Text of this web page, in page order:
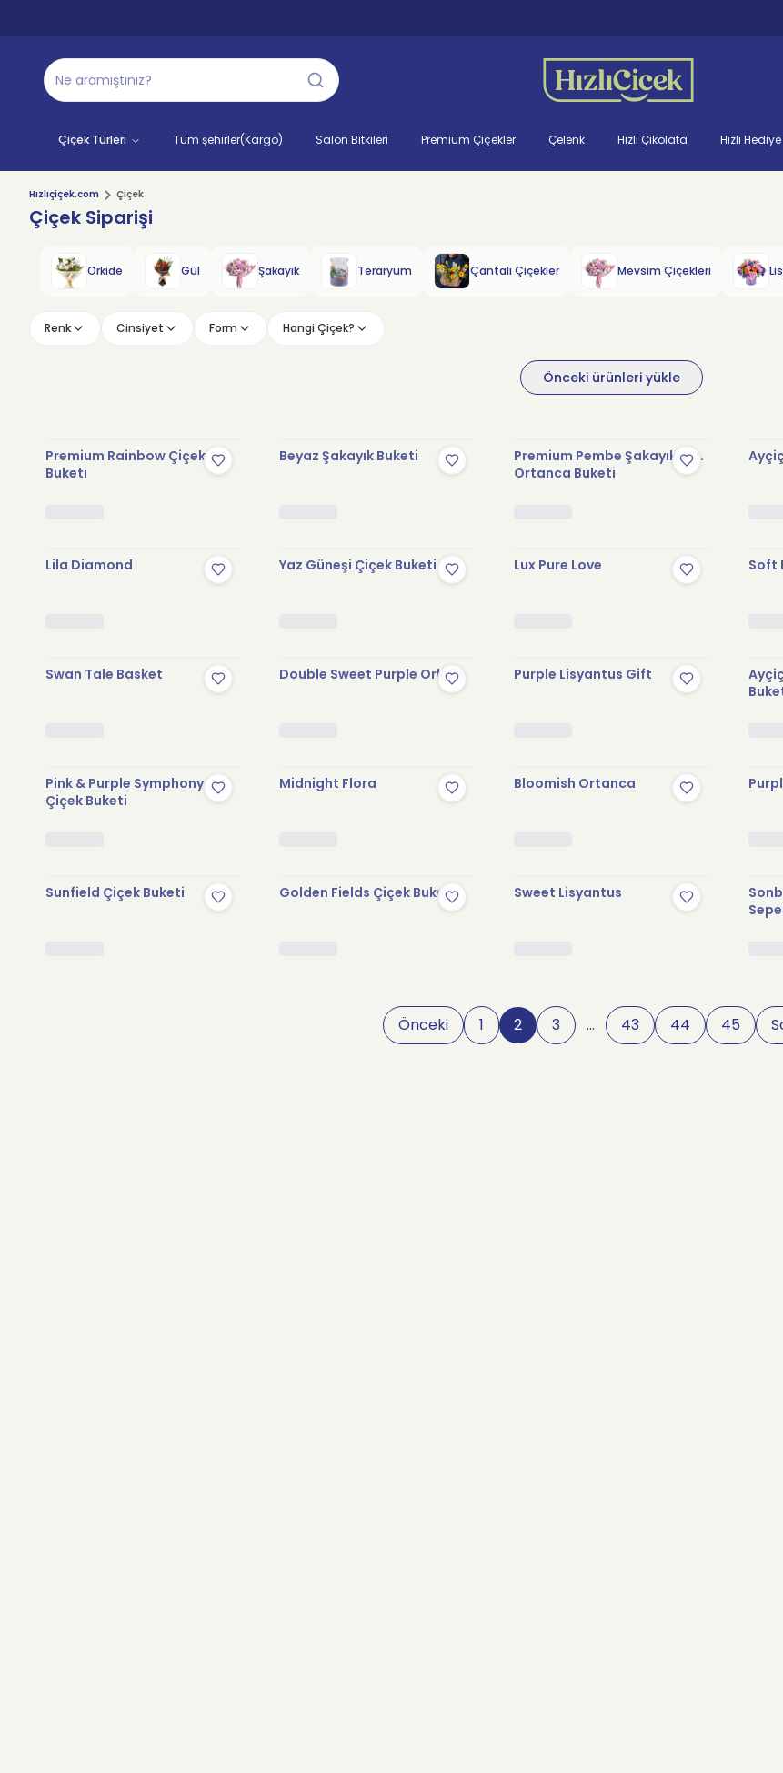
Çiçek Türleri Tüm şehirler(Kargo) Salon Bitkileri Premium Çiçekler Çelenk Hızlı Çikolata Hızlı Hediye
Hızlıçiçek.com Çiçek
Çiçek Siparişi
Orkide Gül Şakayık Teraryum Çantalı Çiçekler Mevsim Çiçekleri
Renk Cinsiyet Form Hangi Çiçek?
Önceki ürünleri yükle
Premium Rainbow Çiçek
Buketi
Beyaz Şakayık Buketi
Premium Pembe Şakayık ve
Ortanca Buketi
Lila Diamond Yaz Güneşi Çiçek Buketi Lux Pure Love Soft
Swan Tale Basket Double Sweet Purple Orkide Purple Lisyantus Gift
Pink & Purple Symphony
Çiçek Buketi
Midnight Flora Bloomish Ortanca
Sunfield Çiçek Buketi Golden Fields Çiçek Buketi Sweet Lisyantus
Önceki 1 2 3 … 43 44 45